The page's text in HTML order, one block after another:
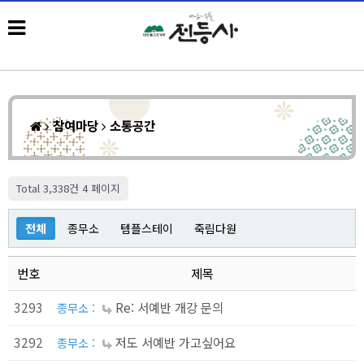
참여마당 소통공간
Total 3,338건 4 페이지
전체 종무소 템플스테이 죽림다원
번호
제목
3293
종무소 :
Re: 서예반 개강 문의
3292
종무소 : 저도 서예반 가고싶어요